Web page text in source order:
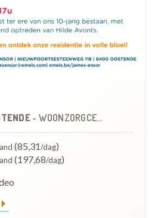
- WOONZORGCENTRUM (WZC)
(85,31/dag)
(197,68/dag)